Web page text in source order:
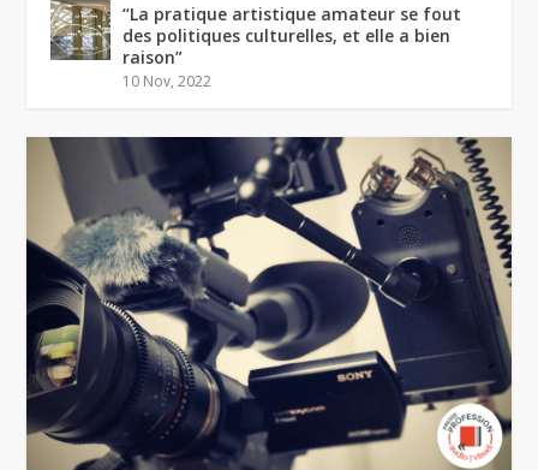
“La pratique artistique amateur se fout
des politiques culturelles, et elle a bien
raison”
10 Nov, 2022